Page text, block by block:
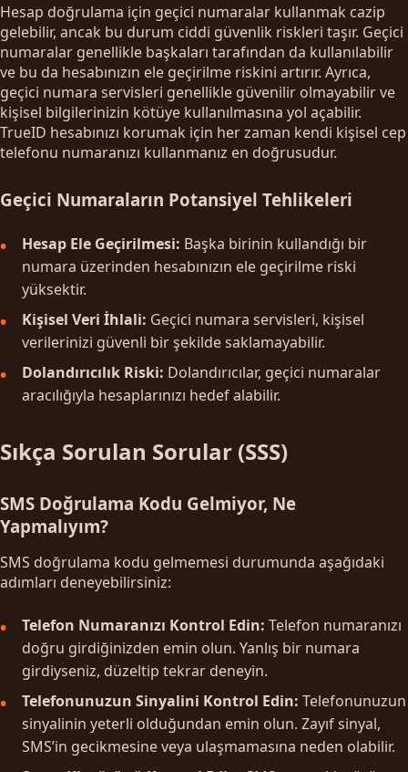
Hesap doğrulama için geçici numaralar kullanmak cazip
gelebilir, ancak bu durum ciddi güvenlik riskleri taşır. Geçici
numaralar genellikle başkaları tarafından da kullanılabilir
ve bu da hesabınızın ele geçirilme riskini artırır. Ayrıca,
geçici numara servisleri genellikle güvenilir olmayabilir ve
kişisel bilgilerinizin kötüye kullanılmasına yol açabilir.
TrueID hesabınızı korumak için her zaman kendi kişisel cep
telefonu numaranızı kullanmanız en doğrusudur.
Geçici Numaraların Potansiyel Tehlikeleri
Hesap Ele Geçirilmesi: Başka birinin kullandığı bir
numara üzerinden hesabınızın ele geçirilme riski
yüksektir.
Kişisel Veri İhlali: Geçici numara servisleri, kişisel
verilerinizi güvenli bir şekilde saklamayabilir.
Dolandırıcılık Riski: Dolandırıcılar, geçici numaralar
aracılığıyla hesaplarınızı hedef alabilir.
Sıkça Sorulan Sorular (SSS)
SMS Doğrulama Kodu Gelmiyor, Ne
Yapmalıyım?
SMS doğrulama kodu gelmemesi durumunda aşağıdaki
adımları deneyebilirsiniz:
Telefon Numaranızı Kontrol Edin: Telefon numaranızı
doğru girdiğinizden emin olun. Yanlış bir numara
girdiyseniz, düzeltip tekrar deneyin.
Telefonunuzun Sinyalini Kontrol Edin: Telefonunuzun
sinyalinin yeterli olduğundan emin olun. Zayıf sinyal,
SMS’in gecikmesine veya ulaşmamasına neden olabilir.